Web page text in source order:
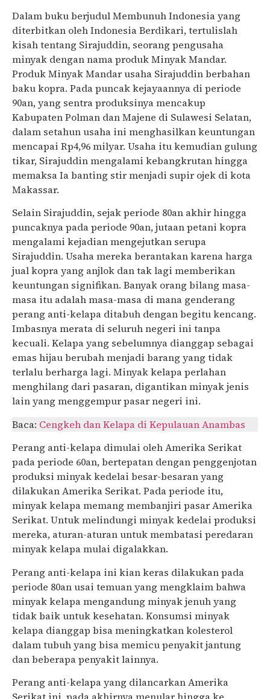
Dalam buku berjudul Membunuh Indonesia yang
diterbitkan oleh Indonesia Berdikari, tertulislah
kisah tentang Sirajuddin, seorang pengusaha
minyak dengan nama produk Minyak Mandar.
Produk Minyak Mandar usaha Sirajuddin berbahan
baku kopra. Pada puncak kejayaannya di periode
90an, yang sentra produksinya mencakup
Kabupaten Polman dan Majene di Sulawesi Selatan,
dalam setahun usaha ini menghasilkan keuntungan
mencapai Rp4,96 milyar. Usaha itu kemudian gulung
tikar, Sirajuddin mengalami kebangkrutan hingga
memaksa Ia banting stir menjadi supir ojek di kota
Makassar.
Selain Sirajuddin, sejak periode 80an akhir hingga
puncaknya pada periode 90an, jutaan petani kopra
mengalami kejadian mengejutkan serupa
Sirajuddin. Usaha mereka berantakan karena harga
jual kopra yang anjlok dan tak lagi memberikan
keuntungan signifikan. Banyak orang bilang masa-
masa itu adalah masa-masa di mana genderang
perang anti-kelapa ditabuh dengan begitu kencang.
Imbasnya merata di seluruh negeri ini tanpa
kecuali. Kelapa yang sebelumnya dianggap sebagai
emas hijau berubah menjadi barang yang tidak
terlalu berharga lagi. Minyak kelapa perlahan
menghilang dari pasaran, digantikan minyak jenis
lain yang menggempur pasar negeri ini.
Baca: Cengkeh dan Kelapa di Kepulauan Anambas
Perang anti-kelapa dimulai oleh Amerika Serikat
pada periode 60an, bertepatan dengan penggenjotan
produksi minyak kedelai besar-besaran yang
dilakukan Amerika Serikat. Pada periode itu,
minyak kelapa memang membanjiri pasar Amerika
Serikat. Untuk melindungi minyak kedelai produksi
mereka, aturan-aturan untuk membatasi peredaran
minyak kelapa mulai digalakkan.
Perang anti-kelapa ini kian keras dilakukan pada
periode 80an usai temuan yang mengklaim bahwa
minyak kelapa mengandung minyak jenuh yang
tidak baik untuk kesehatan. Konsumsi minyak
kelapa dianggap bisa meningkatkan kolesterol
dalam tubuh yang bisa memicu penyakit jantung
dan beberapa penyakit lainnya.
Perang anti-kelapa yang dilancarkan Amerika